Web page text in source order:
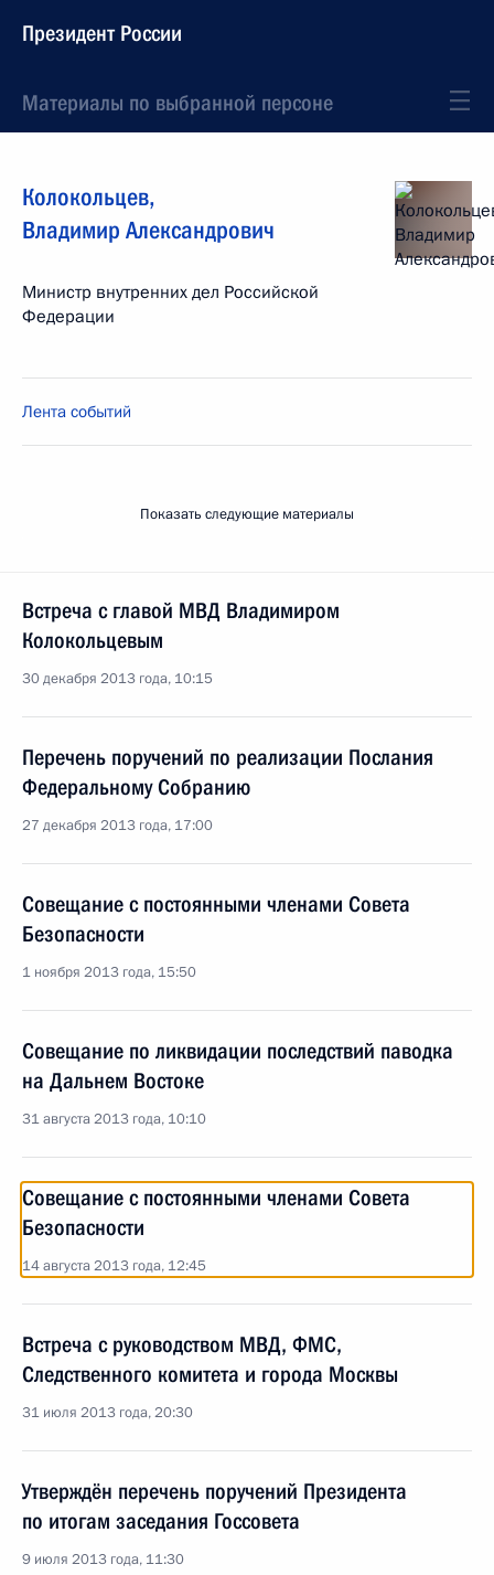
Президент России
Материалы по выбранной персоне
Колокольцев,
Владимир Александрович
Министр внутренних дел Российской
Федерации
Лента событий
Показать следующие материалы
Встреча с главой МВД Владимиром
Колокольцевым
30 декабря 2013 года, 10:15
Перечень поручений по реализации Послания
Федеральному Собранию
27 декабря 2013 года, 17:00
Совещание с постоянными членами Совета
Безопасности
1 ноября 2013 года, 15:50
Совещание по ликвидации последствий паводка
на Дальнем Востоке
31 августа 2013 года, 10:10
Совещание с постоянными членами Совета
Безопасности
14 августа 2013 года, 12:45
Встреча с руководством МВД, ФМС,
Следственного комитета и города Москвы
31 июля 2013 года, 20:30
Утверждён перечень поручений Президента
по итогам заседания Госсовета
9 июля 2013 года, 11:30